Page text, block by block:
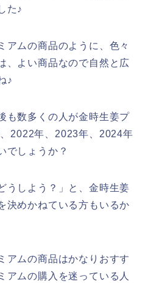
た♪
アムの商品のように、色々
、よい商品なので自然と広
♪
も数多くの人が金時生姜プ
2022年、2023年、2024年
でしょうか？
うしよう？」と、金時生姜
決めかねている方もいるか
アムの商品はかなりおすす
アムの購入を迷っている人